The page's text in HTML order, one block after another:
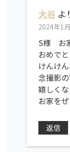
大谷 よ
2024年1
S様 お
おめで
けんけ
念撮影
嬉しく
お家を
返信